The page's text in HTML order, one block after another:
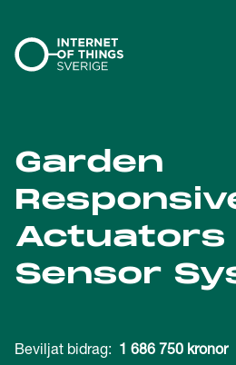
Gå till innehåll
Garden
Actuators
Sensor
Beviljat bidrag: 1 686 750 kronor